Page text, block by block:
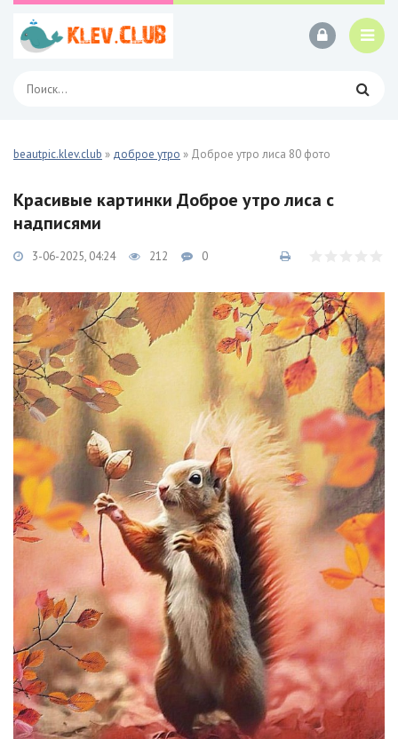
beautpic.klev.club » доброе утро » Доброе утро лиса 80 фото
Красивые картинки Доброе утро лиса с
надписями
3-06-2025, 04:24 212 0